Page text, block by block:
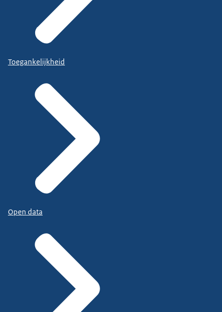
Toegankelijkheid
Open data